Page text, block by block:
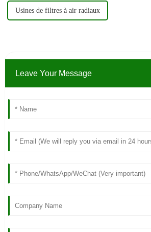
Usines de filtres à air radiaux
Leave Your Message